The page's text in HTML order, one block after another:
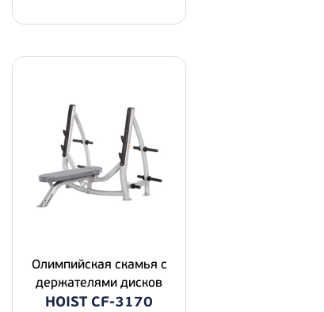
Олимпийская скамья с
держателями дисков
HOIST CF-3170